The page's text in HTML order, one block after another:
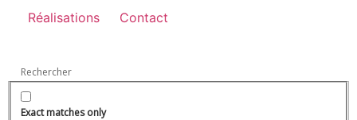
Réalisations Contact
Exact matches only